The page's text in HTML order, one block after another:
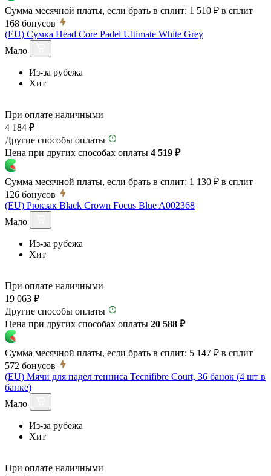
Сумма месячной платы, если брать в сплит: 1 510 ₽ в сплит
168 бонусов
(EU) Сумка Head Core Padel Ultimate White Grey
Мало
Из-за рубежа
Хит
При оплате наличными
4 184 ₽
Другие способы оплаты
Цена при других способах оплаты 4 519 ₽
Сумма месячной платы, если брать в сплит: 1 130 ₽ в сплит
126 бонусов
(EU) Рюкзак Black Crown Focus Blue A002368
Мало
Из-за рубежа
Хит
При оплате наличными
19 063 ₽
Другие способы оплаты
Цена при других способах оплаты 20 588 ₽
Сумма месячной платы, если брать в сплит: 5 147 ₽ в сплит
572 бонусов
(EU) Мячи для падел тенниса Tecnifibre Court, 36 банок (4 шт в
банке)
Мало
Из-за рубежа
Хит
При оплате наличными